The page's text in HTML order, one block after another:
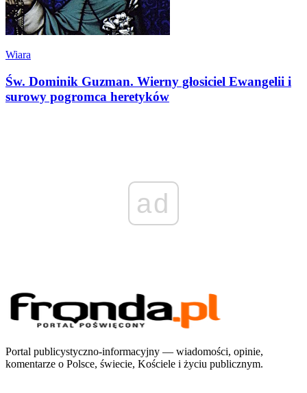
Wiara
Św. Dominik Guzman. Wierny głosiciel Ewangelii i
surowy pogromca heretyków
ad
Portal publicystyczno-informacyjny — wiadomości, opinie,
komentarze o Polsce, świecie, Kościele i życiu publicznym.